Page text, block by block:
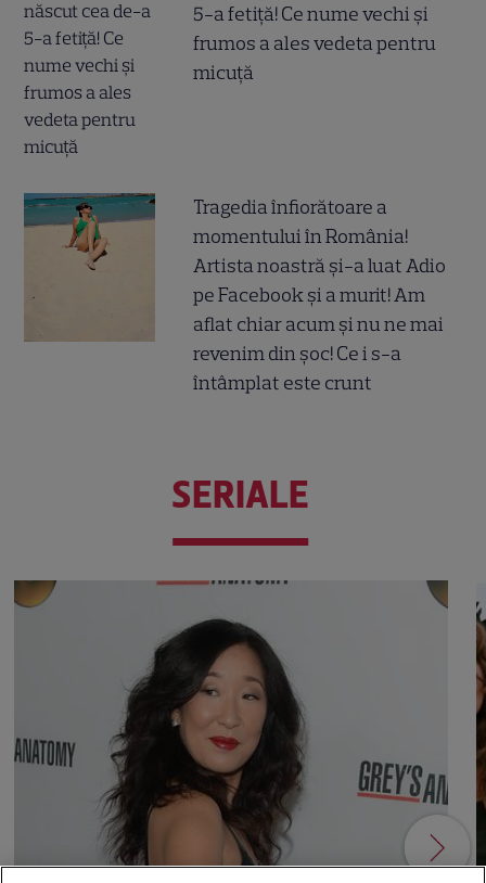
5-a fetiță! Ce nume vechi și
frumos a ales vedeta pentru
micuță
Tragedia înfiorătoare a
momentului în România!
Artista noastră și-a luat Adio
pe Facebook și a murit! Am
aflat chiar acum și nu ne mai
revenim din șoc! Ce i s-a
întâmplat este crunt
SERIALE